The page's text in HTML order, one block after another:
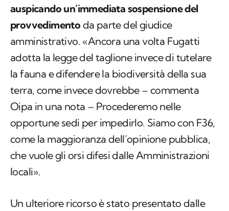
un ricorso congiunto al Tar di Trento,
auspicando un’immediata sospensione del
provvedimento da parte del giudice
amministrativo. «Ancora una volta Fugatti
adotta la legge del taglione invece di tutelare
la fauna e difendere la biodiversità della sua
terra, come invece dovrebbe – commenta
Oipa in una nota – Procederemo nelle
opportune sedi per impedirlo. Siamo con F36,
come la maggioranza dell’opinione pubblica,
che vuole gli orsi difesi dalle Amministrazioni